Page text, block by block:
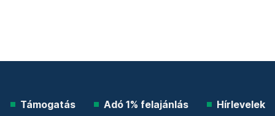
Támogatás Adó 1% felajánlás Hírlevelek